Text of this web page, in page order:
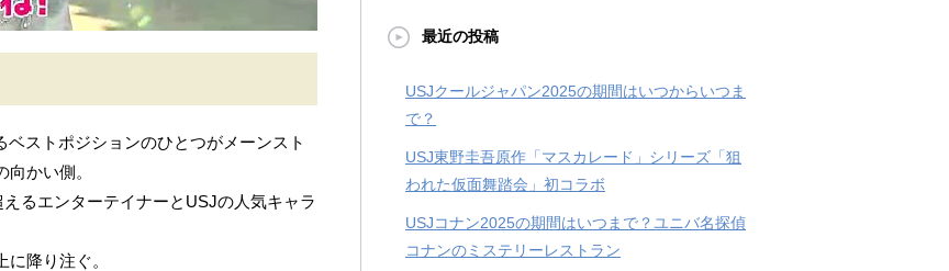
ストポジションのひとつがメーンスト
かい側。
るエンターテイナーとUSJの人気キャラ
降り注ぐ。
最近の投稿
USJクールジャパン2025の期間はいつからいつま
で？
USJ東野圭吾原作「マスカレード」シリーズ「狙
われた仮面舞踏会」初コラボ
USJコナン2025の期間はいつまで？ユニバ名探偵
コナンのミステリーレストラン